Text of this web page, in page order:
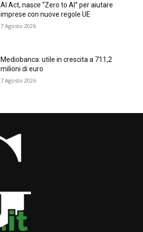
AI Act, nasce “Zero to AI” per aiutare
imprese con nuove regole UE
7 Agosto 2026
Mediobanca: utile in crescita a 711,2
milioni di euro
7 Agosto 2026